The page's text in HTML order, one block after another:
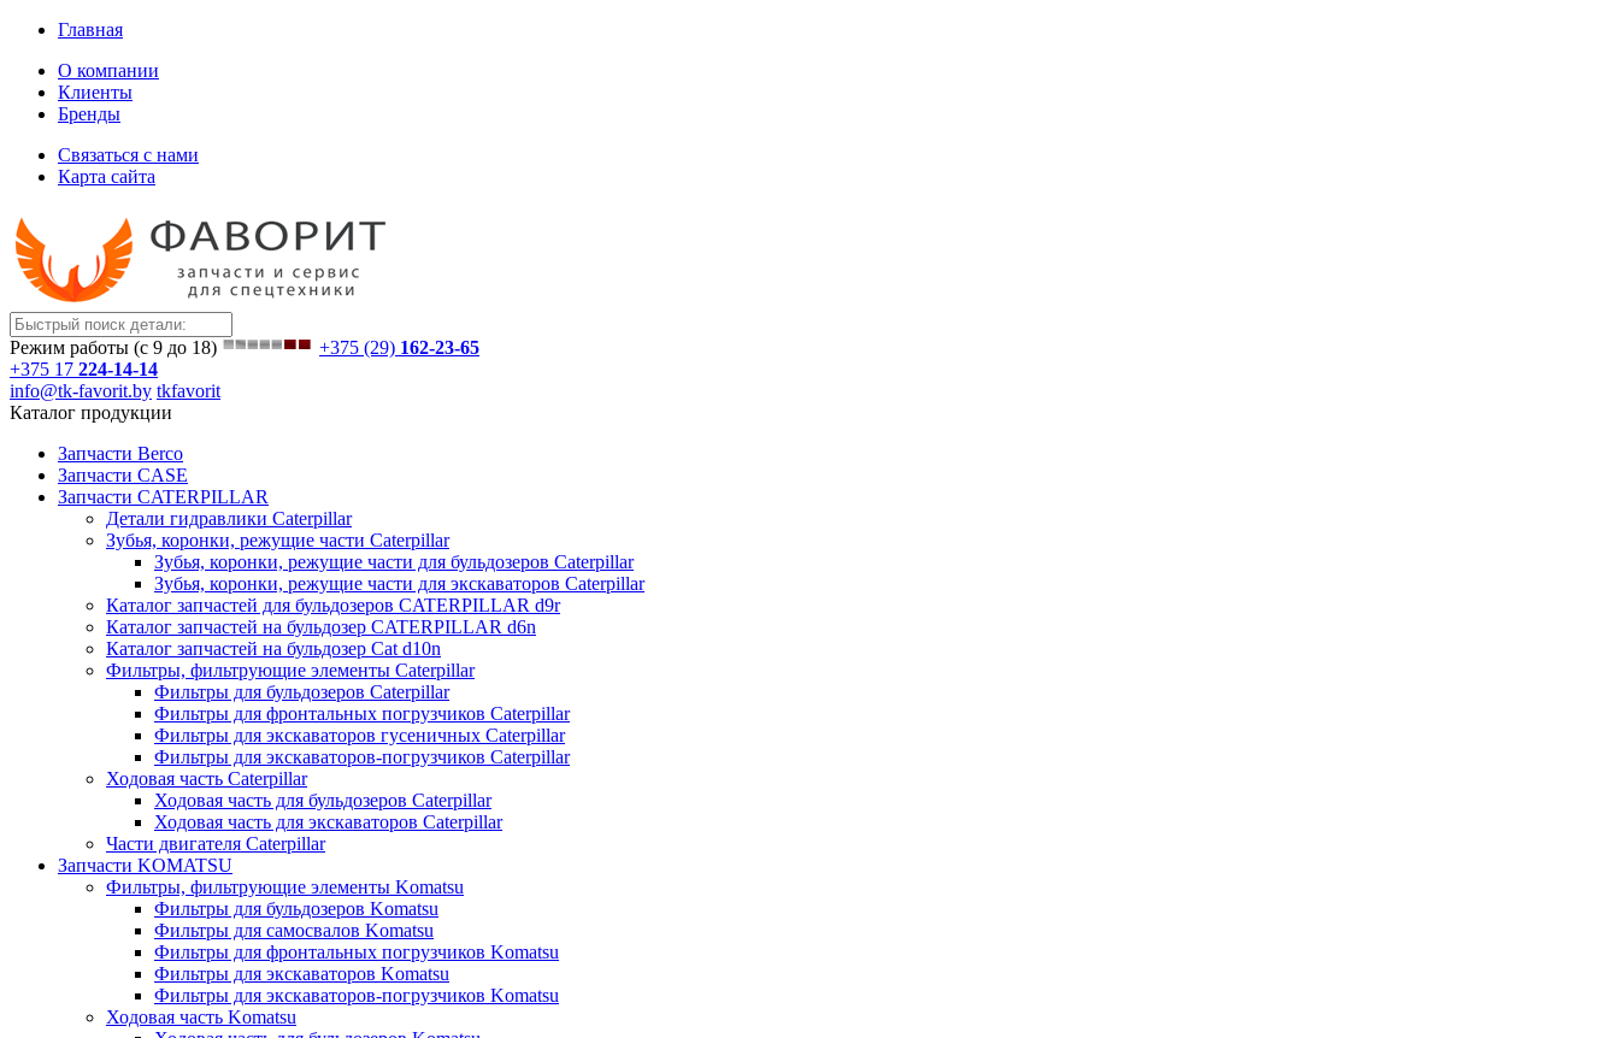
Главная
О компании
Клиенты
Бренды
Связаться с нами
Карта сайта
Режим работы (с 9 до 18) +375 (29) 162-23-65
+375 17 224-14-14
info@tk-favorit.by tkfavorit
Каталог продукции
Запчасти Berco
Запчасти CASE
Запчасти CATERPILLAR
Детали гидравлики Caterpillar
Зубья, коронки, режущие части Caterpillar
Зубья, коронки, режущие части для бульдозеров Caterpillar
Зубья, коронки, режущие части для экскаваторов Caterpillar
Каталог запчастей для бульдозеров CATERPILLAR d9r
Каталог запчастей на бульдозер CATERPILLAR d6n
Каталог запчастей на бульдозер Сat d10n
Фильтры, фильтрующие элементы Caterpillar
Фильтры для бульдозеров Caterpillar
Фильтры для фронтальных погрузчиков Caterpillar
Фильтры для экскаваторов гусеничных Caterpillar
Фильтры для экскаваторов-погрузчиков Caterpillar
Ходовая часть Caterpillar
Ходовая часть для бульдозеров Caterpillar
Ходовая часть для экскаваторов Caterpillar
Части двигателя Caterpillar
Запчасти KOMATSU
Фильтры, фильтрующие элементы Komatsu
Фильтры для бульдозеров Komatsu
Фильтры для самосвалов Komatsu
Фильтры для фронтальных погрузчиков Komatsu
Фильтры для экскаваторов Komatsu
Фильтры для экскаваторов-погрузчиков Komatsu
Ходовая часть Komatsu